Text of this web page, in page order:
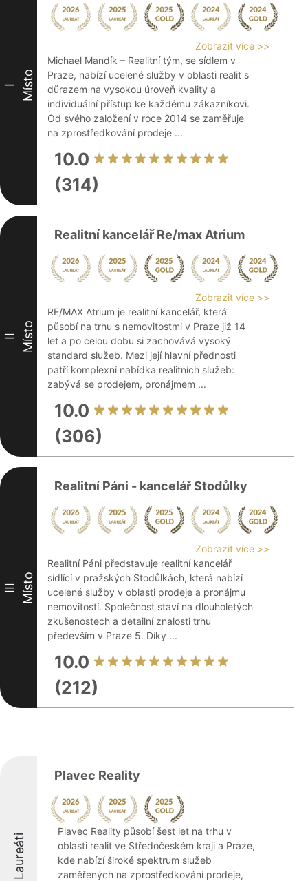
I Místo
Zobrazit více >>
Michael Mandík – Realitní tým, se sídlem v
Praze, nabízí ucelené služby v oblasti realit s
důrazem na vysokou úroveň kvality a
individuální přístup ke každému zákazníkovi.
Od svého založení v roce 2014 se zaměřuje
na zprostředkování prodeje ...
10.0
(314)
II Místo
Realitní kancelář Re/max Atrium
Zobrazit více >>
RE/MAX Atrium je realitní kancelář, která
působí na trhu s nemovitostmi v Praze již 14
let a po celou dobu si zachovává vysoký
standard služeb. Mezi její hlavní přednosti
patří komplexní nabídka realitních služeb:
zabývá se prodejem, pronájmem ...
10.0
(306)
III Místo
Realitní Páni - kancelář Stodůlky
Zobrazit více >>
Realitní Páni představuje realitní kancelář
sídlící v pražských Stodůlkách, která nabízí
ucelené služby v oblasti prodeje a pronájmu
nemovitostí. Společnost staví na dlouholetých
zkušenostech a detailní znalosti trhu
především v Praze 5. Díky ...
10.0
(212)
Laureáti
Plavec Reality
Plavec Reality působí šest let na trhu v
oblasti realit ve Středočeském kraji a Praze,
kde nabízí široké spektrum služeb
zaměřených na zprostředkování prodeje,